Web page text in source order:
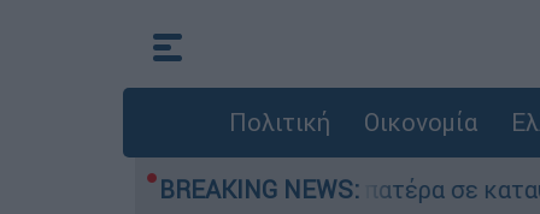
Πολιτική Οικονομία
BREAKING NEWS:
που είχε τον νεκρό του πατέρα σε καταψύκτη